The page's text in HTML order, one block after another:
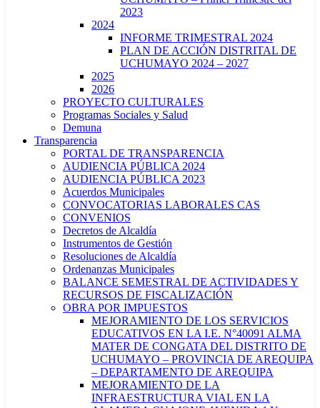
2023
2024
INFORME TRIMESTRAL 2024
PLAN DE ACCIÓN DISTRITAL DE
UCHUMAYO 2024 – 2027
2025
2026
PROYECTO CULTURALES
Programas Sociales y Salud
Demuna
Transparencia
PORTAL DE TRANSPARENCIA
AUDIENCIA PÚBLICA 2024
AUDIENCIA PÚBLICA 2023
Acuerdos Municipales
CONVOCATORIAS LABORALES CAS
CONVENIOS
Decretos de Alcaldía
Instrumentos de Gestión
Resoluciones de Alcaldía
Ordenanzas Municipales
BALANCE SEMESTRAL DE ACTIVIDADES Y
RECURSOS DE FISCALIZACIÓN
OBRA POR IMPUESTOS
MEJORAMIENTO DE LOS SERVICIOS
EDUCATIVOS EN LA I.E. N°40091 ALMA
MATER DE CONGATA DEL DISTRITO DE
UCHUMAYO – PROVINCIA DE AREQUIPA
– DEPARTAMENTO DE AREQUIPA
MEJORAMIENTO DE LA
INFRAESTRUCTURA VIAL EN LA